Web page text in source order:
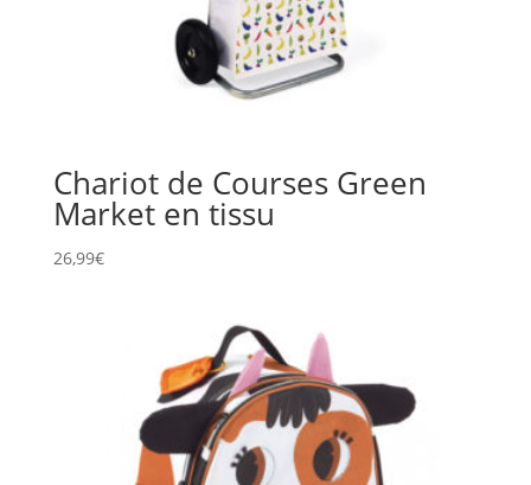
Chariot de Courses Green
Market en tissu
26,99€